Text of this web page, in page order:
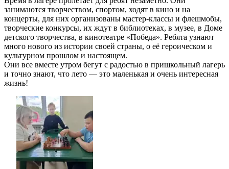
занимаются творчеством, спортом, ходят в кино и на
концерты, для них организованы мастер-классы и флешмобы,
творческие конкурсы, их ждут в библиотеках, в музее, в Доме
детского творчества, в кинотеатре «Победа». Ребята узнают
много нового из истории своей страны, о её героическом и
культурном прошлом и настоящем.
Они все вместе утром бегут с радостью в пришкольный лагерь
и точно знают, что лето — это маленькая и очень интересная
жизнь!